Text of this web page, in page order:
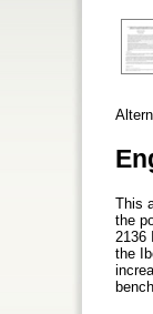
This
the
2136
the